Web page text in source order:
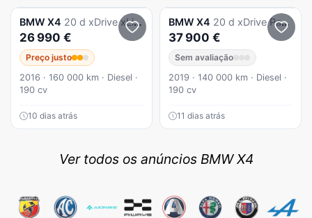
BMW X4 20 d xDrive xLine Pack M Auto
26 990 €
Preço justo
2016 · 160 000 km · Diesel ·
190 cv
10 dias atrás
BMW X4 20 d xDrive Pack M Auto
37 900 €
Sem avaliação
2019 · 140 000 km · Diesel ·
190 cv
11 dias atrás
Ver todos os anúncios BMW X4